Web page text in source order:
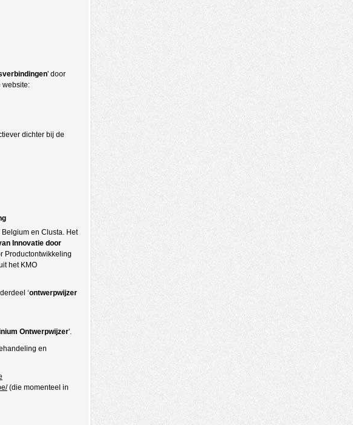
' door
website:
dichter bij de
en Clusta. Het
Innovatie door
Productontwikkeling
het KMO
‘ontwerpwijzer
Ontwerpwijzer'.
en
(die momenteel in